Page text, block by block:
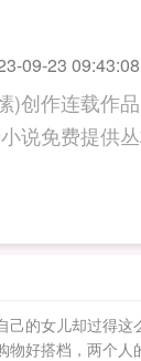
09-23 09:43:08
)创作连载作
费提供丛林生
的女儿却过得
好搭档，两个